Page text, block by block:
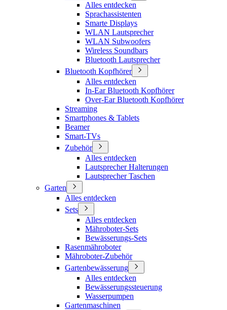
Alles entdecken
Sprachassistenten
Smarte Displays
WLAN Lautsprecher
WLAN Subwoofers
Wireless Soundbars
Bluetooth Lautsprecher
Bluetooth Kopfhörer
Alles entdecken
In-Ear Bluetooth Kopfhörer
Over-Ear Bluetooth Kopfhörer
Streaming
Smartphones & Tablets
Beamer
Smart-TVs
Zubehör
Alles entdecken
Lautsprecher Halterungen
Lautsprecher Taschen
Garten
Alles entdecken
Sets
Alles entdecken
Mähroboter-Sets
Bewässerungs-Sets
Rasenmähroboter
Mähroboter-Zubehör
Gartenbewässerung
Alles entdecken
Bewässerungssteuerung
Wasserpumpen
Gartenmaschinen